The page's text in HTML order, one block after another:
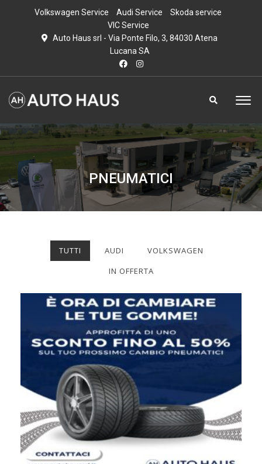
Volkswagen Service Audi Service
Skoda service
VIC Service
Auto Haus srl - Via Ponte Filo, 3, 84030 Atena
Lucana SA
PNEUMATICI
TUTTI AUDI
VOLKSWAGEN
IN OFFERTA